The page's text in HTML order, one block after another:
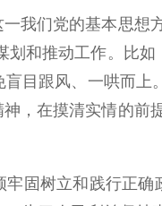
们党的基本思想
划和推动工作。比
目跟风、一哄而
，在摸清实情的
树立和践行正确